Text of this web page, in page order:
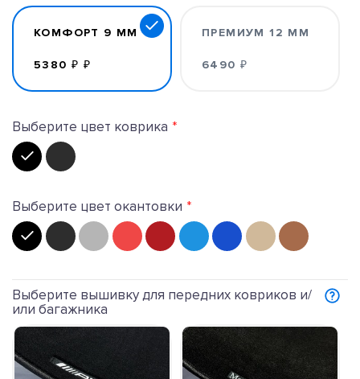
КОМФОРТ 9 ММ
5380 ₽ ₽
ПРЕМИУМ 12 ММ
6490 ₽
Выберите цвет коврика
Выберите цвет окантовки
Выберите вышивку для передних ковриков и/
или багажника